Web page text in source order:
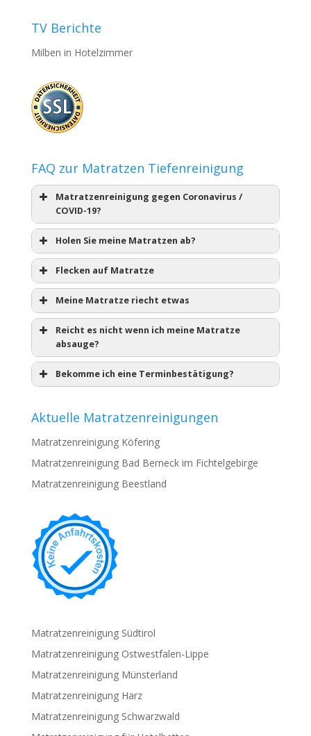
TV Berichte
Milben in Hotelzimmer
FAQ zur Matratzen Tiefenreinigung
Matratzenreinigung gegen Coronavirus /
COVID-19?
Holen Sie meine Matratzen ab?
Flecken auf Matratze
Meine Matratze riecht etwas
Reicht es nicht wenn ich meine Matratze
absauge?
Bekomme ich eine Terminbestätigung?
Aktuelle Matratzenreinigungen
Matratzenreinigung Köfering
Matratzenreinigung Bad Berneck im Fichtelgebirge
Matratzenreinigung Beestland
Matratzenreinigung Südtirol
Matratzenreinigung Ostwestfalen-Lippe
Matratzenreinigung Münsterland
Matratzenreinigung Harz
Matratzenreinigung Schwarzwald